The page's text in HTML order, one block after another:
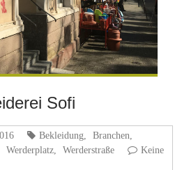
Sofi
Bekleidung Branchen
Werderplatz Werderstraße
Keine